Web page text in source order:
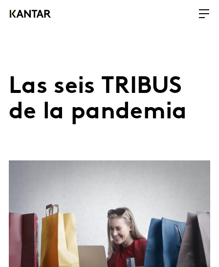
Las seis TRIBUS
de la pandemia